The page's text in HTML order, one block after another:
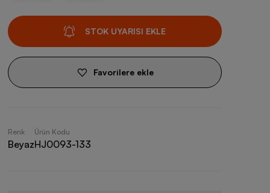
STOK UYARISI EKLE
Favorilere ekle
Renk
Beyaz
Ürün Kodu
HJ0093-133